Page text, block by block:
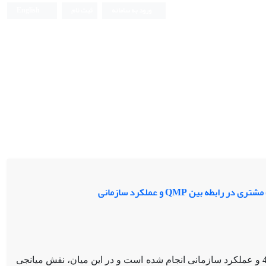
، فناوری‌های صنعت 4.0 و عملکرد سازمانی انجام شده است و در این میان، نقش میانجی